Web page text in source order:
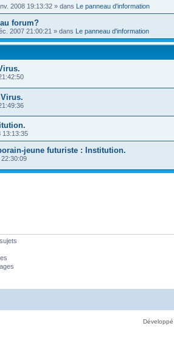
2008 19:13:32 » dans Le panneau d'information
forum?
2007 21:00:21 » dans Le panneau d'information
13:13:35
jeune futuriste : Institution.